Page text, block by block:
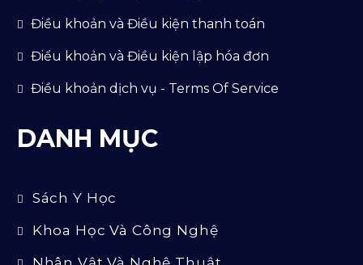
Điều khoản và Điều kiện thanh toán
Điểu khoản và Điều kiện lập hóa đơn
Điều khoản dịch vụ - Terms Of Service
DANH MỤC
Sách Y Học
Khoa Học Và Công Nghệ